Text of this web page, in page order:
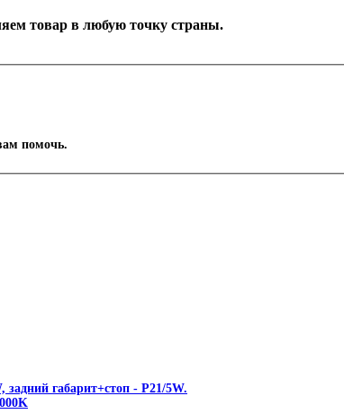
товар в любую точку страны.
помочь.
габарит+стоп - P21/5W.